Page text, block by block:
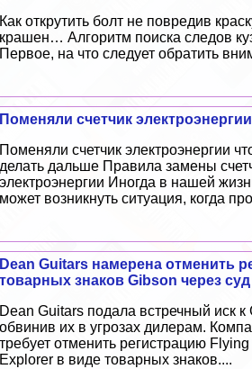
Как открутить болт не повредив
крашен… Алгоритм поиска следов
Первое, на что следует обратить
Поменяли счетчик
Поменяли счетчик электроэнергии
делать дальше Правила замены
электроэнергии Иногда в нашей
может возникнуть ситуация, когда
Dean Guitars намерена отменить
товарных знаков Gibson через суд
Dean Guitars подала встречный иск к
обвинив их в угрозах дилерам.
требует отменить регистрацию Flying
Explorer в виде товарных знаков....